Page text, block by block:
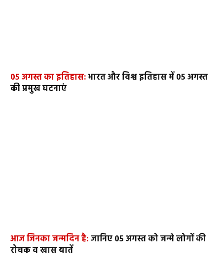
05 अगस्त का इतिहास:भारत और विश्व इतिहास में 05 अगस्त
की प्रमुख घटनाएं
आज जिनका जन्मदिन है:जानिए 05 अगस्त को जन्मे लोगों की
रोचक व खास बातें